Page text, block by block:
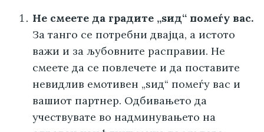
Не смеете да градите „ѕид“ помеѓу вас.
За танго се потребни двајца, а истото
важи и за љубовните расправии. Не
смеете да се повлечете и да поставите
невидлив емотивен „ѕид“ помеѓу вас и
вашиот партнер. Одбивањето да
учествувате во надминувањето на